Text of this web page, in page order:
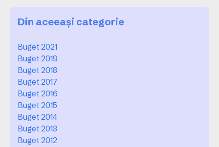
Din aceeași categorie
Buget 2021
Buget 2019
Buget 2018
Buget 2017
Buget 2016
Buget 2015
Buget 2014
Buget 2013
Buget 2012